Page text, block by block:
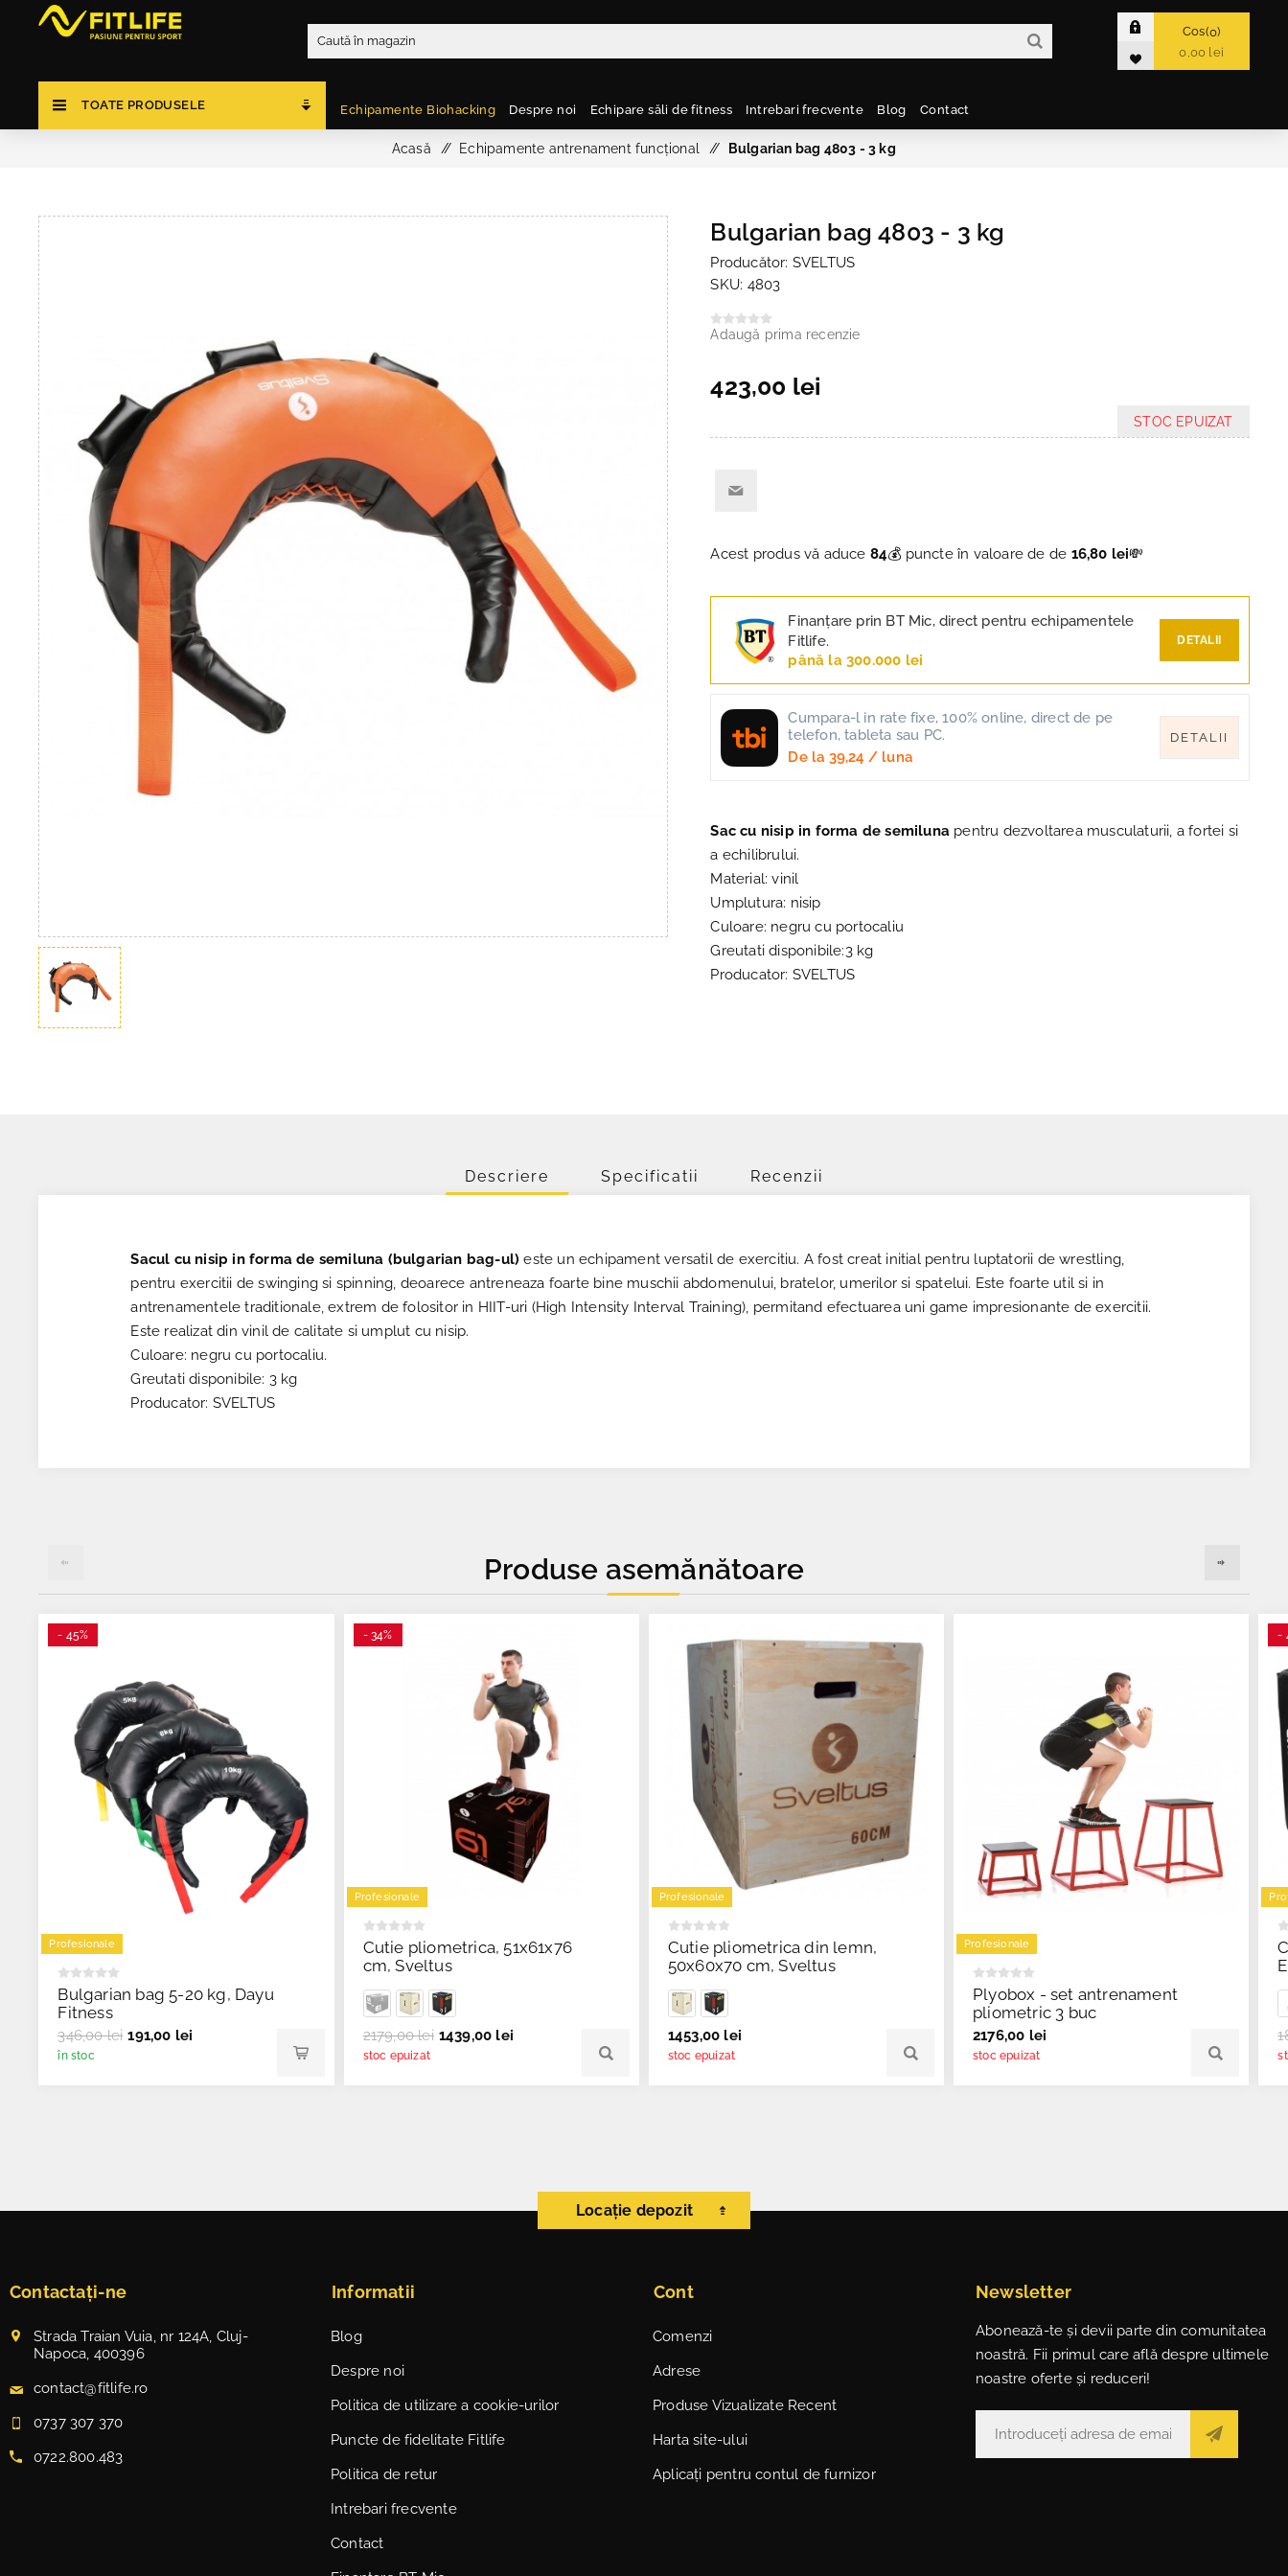
Cos 0
0,00 lei
TOATE PRODUSELE Echipamente Biohacking Despre noi Echipare săli de fitness Intrebari frecvente Blog Contact
Acasă / Echipamente antrenament funcțional / Bulgarian bag 4803 - 3 kg
Bulgarian bag 4803 - 3 kg
Producător: SVELTUS
SKU: 4803
Adaugă prima recenzie
423,00 lei
STOC EPUIZAT
Acest produs vă aduce 84💰 puncte în valoare de de 16,80 lei💸
Finanțare prin BT Mic, direct pentru echipamentele
Fitlife.
până la 300.000 lei
DETALII
Cumpara-l in rate fixe, 100% online, direct de pe
telefon, tableta sau PC.
De la 39,24 / luna
DETALII
Sac cu nisip in forma de semiluna pentru dezvoltarea musculaturii, a fortei si
a echilibrului.
Material: vinil
Umplutura: nisip
Culoare: negru cu portocaliu
Greutati disponibile:3 kg
Producator: SVELTUS
Descriere Specificatii Recenzii
Sacul cu nisip in forma de semiluna (bulgarian bag-ul) este un echipament versatil de exercitiu. A fost creat initial pentru luptatorii de wrestling,
pentru exercitii de swinging si spinning, deoarece antreneaza foarte bine muschii abdomenului, bratelor, umerilor si spatelui. Este foarte util si in
antrenamentele traditionale, extrem de folositor in HIIT-uri (High Intensity Interval Training), permitand efectuarea uni game impresionante de exercitii.
Este realizat din vinil de calitate si umplut cu nisip.
Culoare: negru cu portocaliu.
Greutati disponibile: 3 kg
Producator: SVELTUS
Produse asemănătoare
- 45%
Profesionale
Bulgarian bag 5-20 kg, Dayu
Fitness
346,00 lei 191,00 lei
în stoc
- 34%
Profesionale
Cutie pliometrica, 51x61x76
cm, Sveltus
2179,00 lei 1439,00 lei
stoc epuizat
Profesionale
Cutie pliometrica din lemn,
50x60x70 cm, Sveltus
1453,00 lei
stoc epuizat
Profesionale
Plyobox - set antrenament
pliometric 3 buc
2176,00 lei
stoc epuizat
-
Locație depozit
Contactați-ne
Strada Traian Vuia, nr 124A, Cluj-
Napoca, 400396
contact@fitlife.ro
0737 307 370
0722.800.483
Informatii
Blog
Despre noi
Politica de utilizare a cookie-urilor
Puncte de fidelitate Fitlife
Politica de retur
Intrebari frecvente
Contact
Cont
Comenzi
Adrese
Produse Vizualizate Recent
Harta site-ului
Aplicați pentru contul de furnizor
Newsletter
Abonează-te și devii parte din comunitatea
noastră. Fii primul care află despre ultimele
noastre oferte și reduceri!